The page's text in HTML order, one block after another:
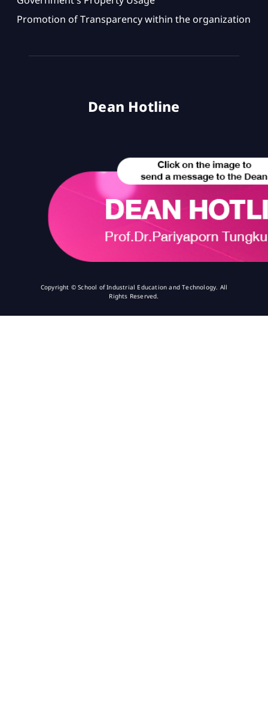
Promotion of Transparency within the organization
Dean Hotline
Copyright © School of Industrial Education and Technology. All
Rights Reserved.